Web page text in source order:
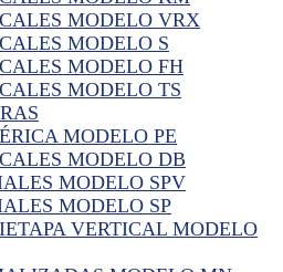
MODELO VRX
MODELO S
MODELO FH
MODELO TS
MODELO PE
MODELO DB
MODELO SPV
MODELO SP
VERTICAL MODELO